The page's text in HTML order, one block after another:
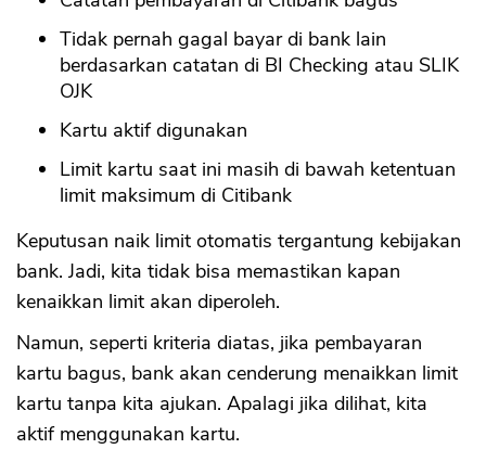
Tidak pernah gagal bayar di bank lain
berdasarkan catatan di BI Checking atau SLIK
OJK
Kartu aktif digunakan
Limit kartu saat ini masih di bawah ketentuan
limit maksimum di Citibank
Keputusan naik limit otomatis tergantung kebijakan
bank. Jadi, kita tidak bisa memastikan kapan
kenaikkan limit akan diperoleh.
Namun, seperti kriteria diatas, jika pembayaran
kartu bagus, bank akan cenderung menaikkan limit
kartu tanpa kita ajukan. Apalagi jika dilihat, kita
aktif menggunakan kartu.